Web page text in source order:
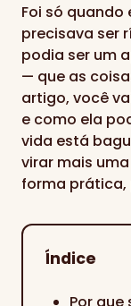
Foi só
precisava ser
podia ser um
— que as
artigo, você
e como ela
vida está
virar mais
forma prática,
Índice
Por